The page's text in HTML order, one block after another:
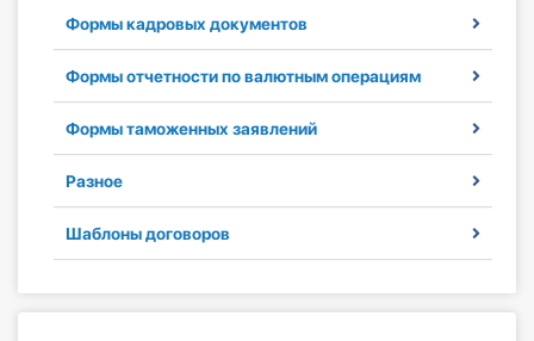
Справочник бухгалтера
Участник ВЭД
Практика ИП
Кадры. Труд. Зарплата.
Учет по отраслям
Юридический помощник
Формы кадровых документов
Формы отчетности по валютным операциям
Формы таможенных заявлений
Разное
Шаблоны договоров